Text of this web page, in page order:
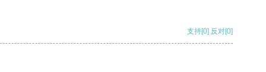
支持[0] 反对[0]